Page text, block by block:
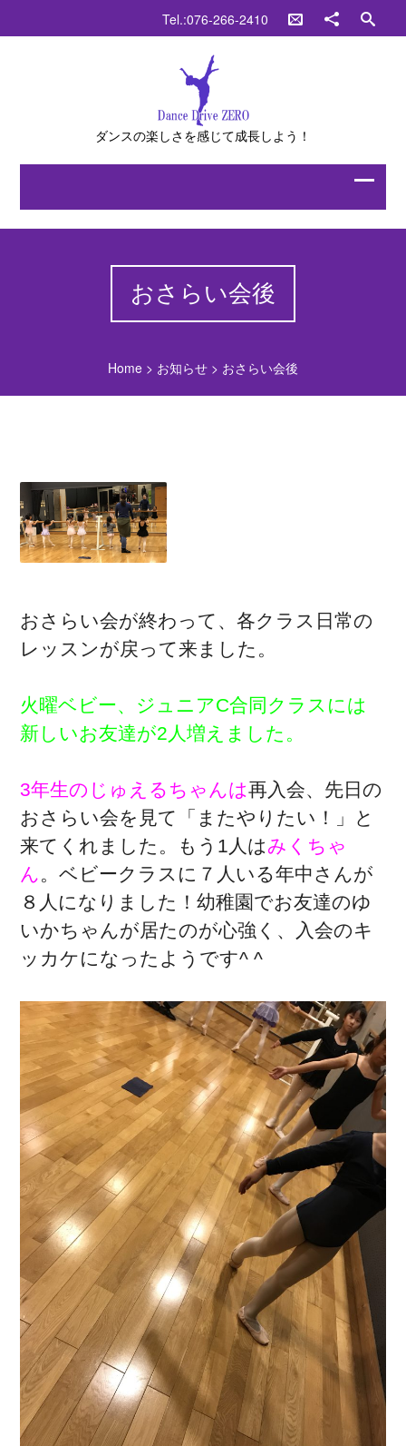
Tel.:076-266-2410
ダンスの楽しさを感じて成長しよう！
おさらい会後
Home> お知らせ> おさらい会後
おさらい会が終わって、各クラス日常の
レッスンが戻って来ました。
火曜ベビー、ジュニアC合同クラスには
新しいお友達が2人増えました。
3年生のじゅえるちゃんは再入会、先日の
おさらい会を見て「またやりたい！」と
来てくれました。もう1人はみくちゃ
ん。ベビークラスに７人いる年中さんが
８人になりました！幼稚園でお友達のゆ
いかちゃんが居たのが心強く、入会のキ
ッカケになったようです^ ^